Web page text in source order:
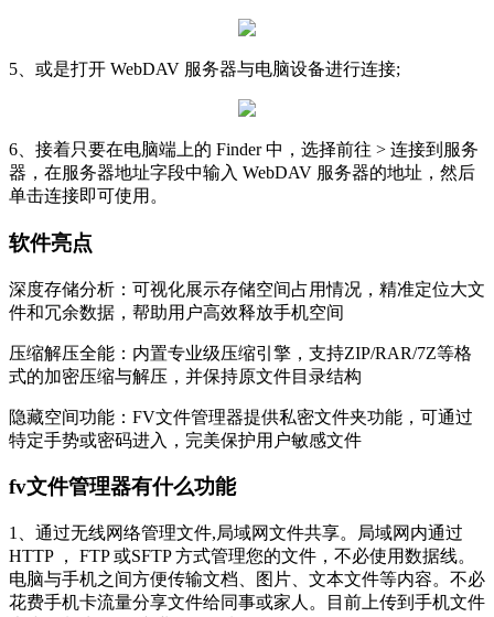
5、或是打开 WebDAV 服务器与电脑设备进行连接;
6、接着只要在电脑端上的 Finder 中，选择前往 > 连接到服务
器，在服务器地址字段中输入 WebDAV 服务器的地址，然后
单击连接即可使用。
软件亮点
深度存储分析：可视化展示存储空间占用情况，精准定位大文
件和冗余数据，帮助用户高效释放手机空间
压缩解压全能：内置专业级压缩引擎，支持ZIP/RAR/7Z等格
式的加密压缩与解压，并保持原文件目录结构
隐藏空间功能：FV文件管理器提供私密文件夹功能，可通过
特定手势或密码进入，完美保护用户敏感文件
fv文件管理器有什么功能
1、通过无线网络管理文件,局域网文件共享。局域网内通过
HTTP ， FTP 或SFTP 方式管理您的文件，不必使用数据线。
电脑与手机之间方便传输文档、图片、文本文件等内容。不必
花费手机卡流量分享文件给同事或家人。目前上传到手机文件